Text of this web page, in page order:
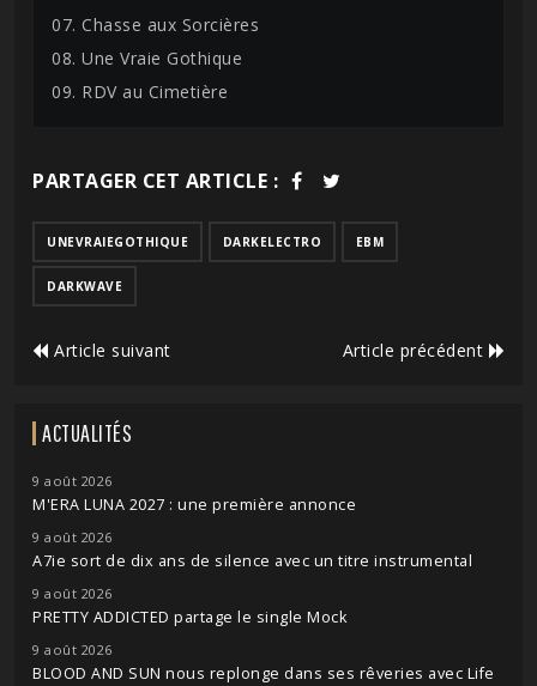
07. Chasse aux Sorcières
08. Une Vraie Gothique
09. RDV au Cimetière
PARTAGER CET ARTICLE :
UNEVRAIEGOTHIQUE DARKELECTRO EBM
DARKWAVE
Article suivant Article précédent
ACTUALITÉS
9 août 2026
M'ERA LUNA 2027 : une première annonce
9 août 2026
A7ie sort de dix ans de silence avec un titre instrumental
9 août 2026
PRETTY ADDICTED partage le single Mock
9 août 2026
BLOOD AND SUN nous replonge dans ses rêveries avec Life